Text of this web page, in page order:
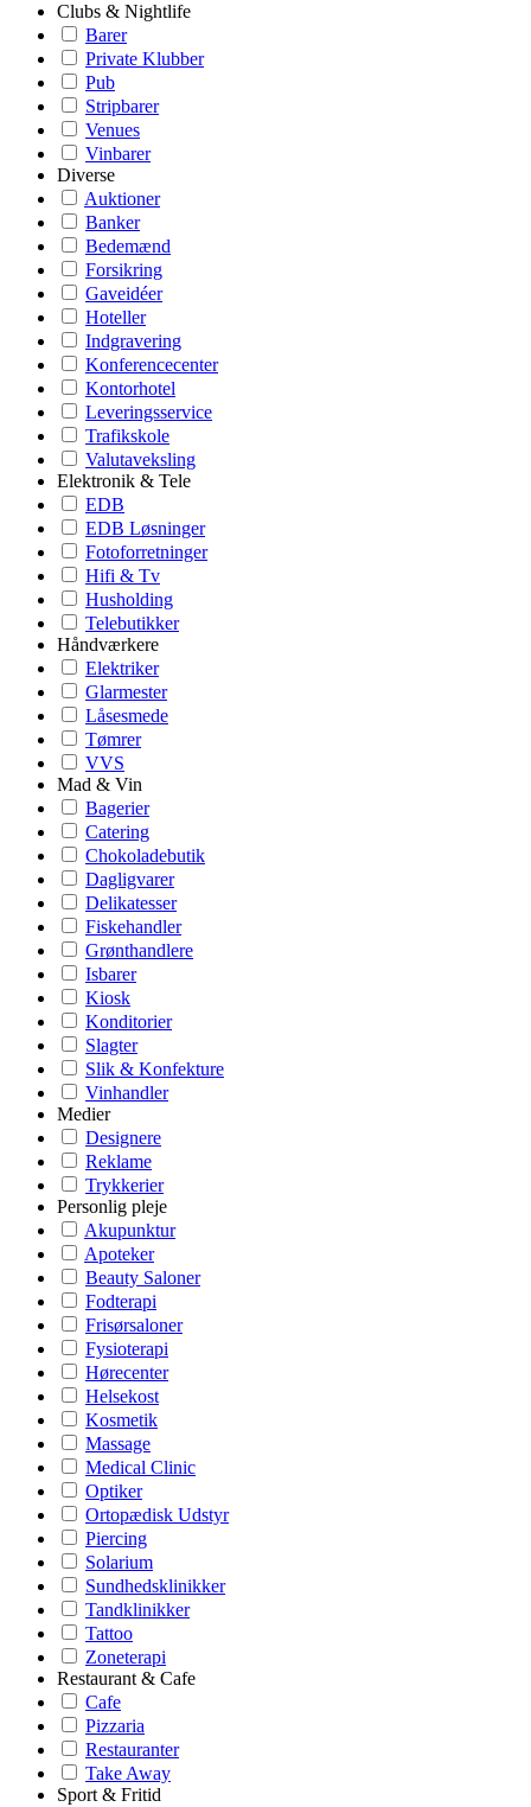
Clubs & Nightlife
Barer
Private Klubber
Pub
Stripbarer
Venues
Vinbarer
Diverse
Auktioner
Banker
Bedemænd
Forsikring
Gaveidéer
Hoteller
Indgravering
Konferencecenter
Kontorhotel
Leveringsservice
Trafikskole
Valutaveksling
Elektronik & Tele
EDB
EDB Løsninger
Fotoforretninger
Hifi & Tv
Husholding
Telebutikker
Håndværkere
Elektriker
Glarmester
Låsesmede
Tømrer
VVS
Mad & Vin
Bagerier
Catering
Chokoladebutik
Dagligvarer
Delikatesser
Fiskehandler
Grønthandlere
Isbarer
Kiosk
Konditorier
Slagter
Slik & Konfekture
Vinhandler
Medier
Designere
Reklame
Trykkerier
Personlig pleje
Akupunktur
Apoteker
Beauty Saloner
Fodterapi
Frisørsaloner
Fysioterapi
Hørecenter
Helsekost
Kosmetik
Massage
Medical Clinic
Optiker
Ortopædisk Udstyr
Piercing
Solarium
Sundhedsklinikker
Tandklinikker
Tattoo
Zoneterapi
Restaurant & Cafe
Cafe
Pizzaria
Restauranter
Take Away
Sport & Fritid